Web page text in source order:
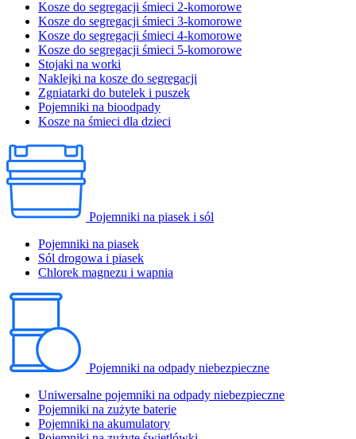
Kosze do segregacji śmieci 2-komorowe
Kosze do segregacji śmieci 3-komorowe
Kosze do segregacji śmieci 4-komorowe
Kosze do segregacji śmieci 5-komorowe
Stojaki na worki
Naklejki na kosze do segregacji
Zgniatarki do butelek i puszek
Pojemniki na bioodpady
Kosze na śmieci dla dzieci
Pojemniki na piasek i sól
Pojemniki na piasek
Sól drogowa i piasek
Chlorek magnezu i wapnia
Pojemniki na odpady niebezpieczne
Uniwersalne pojemniki na odpady niebezpieczne
Pojemniki na zużyte baterie
Pojemniki na akumulatory